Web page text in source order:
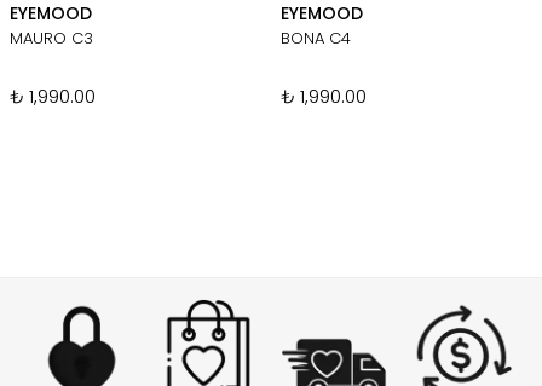
EYEMOOD
MAURO C3
₺ 1,990.00
EYEMOOD
BONA C4
₺ 1,990.00